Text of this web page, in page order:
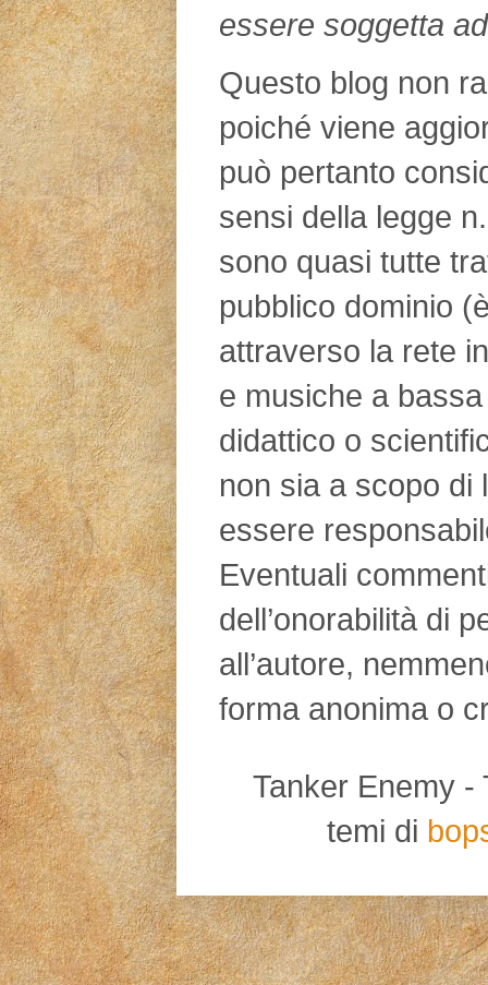
essere soggetta
Questo blog non
poiché viene
può pertanto
sensi della legge
sono quasi tutte
pubblico dominio
attraverso la rete
e musiche a
didattico o
non sia a scopo di
essere
Eventuali
dell’onorabilità di
all’autore,
forma anonima o
Tanker Enemy -
temi di